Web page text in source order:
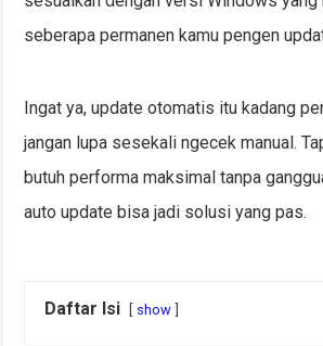
seberapa permanen kamu pengen
Ingat ya, update otomatis itu kadang
jangan lupa sesekali ngecek manual.
butuh performa maksimal tanpa
auto update bisa jadi solusi yang pas.
Daftar Isi show